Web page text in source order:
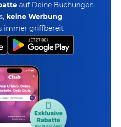
auf Deine Buchungen
keine Werbung
immer griffbereit